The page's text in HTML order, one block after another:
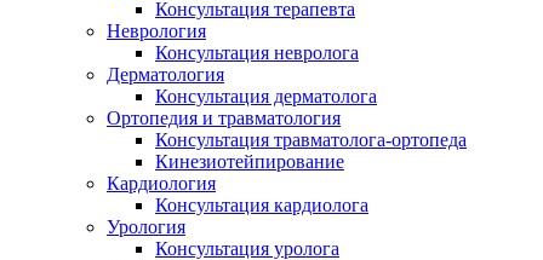
Консультация терапевта
Неврология
Консультация невролога
Дерматология
Консультация дерматолога
Ортопедия и травматология
Консультация травматолога-ортопеда
Кинезиотейпирование
Кардиология
Консультация кардиолога
Урология
Консультация уролога